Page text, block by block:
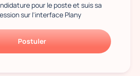
pour le poste et suis sa
sur l'interface Plany
Postuler